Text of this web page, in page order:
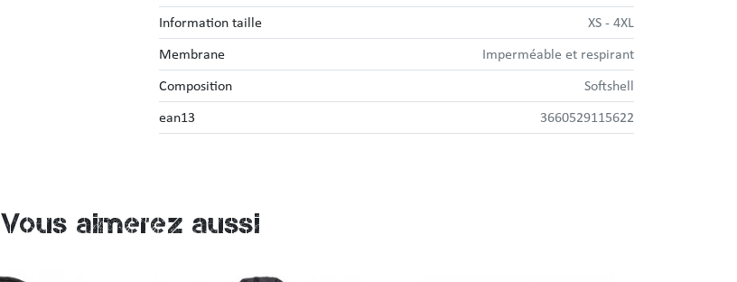
Information taille XS - 4XL
Membrane Imperméable et respirant
Composition Softshell
ean13 3660529115622
Vous aimerez aussi